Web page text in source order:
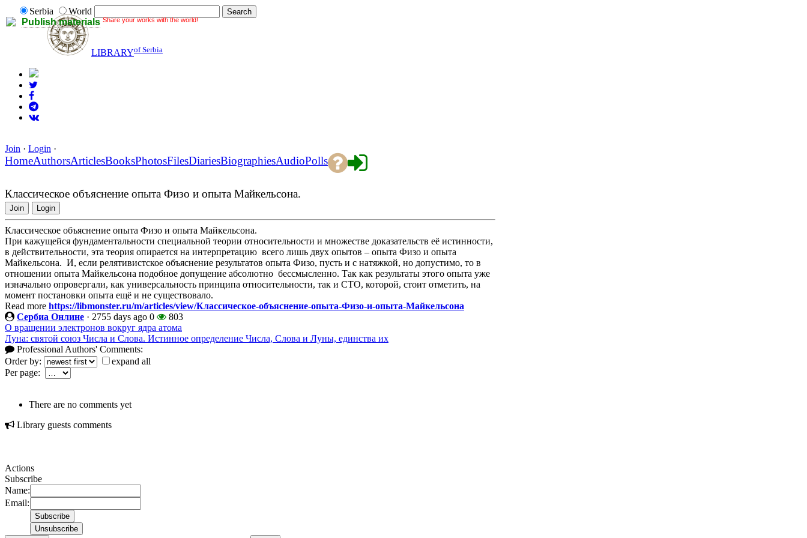
Publish materials Share your works with the world!
Serbia World
LIBRARYof Serbia
Join · Login ·
HomeAuthorsArticlesBooksPhotosFilesDiariesBiographiesAudioPolls
Классическое объяснение опыта Физо и опыта Майкельсона.
Join Login
Классическое объяснение опыта Физо и опыта Майкельсона.
При кажущейся фундаментальности специальной теории относительности и множестве доказательств её истинности,
в действительности, эта теория опирается на интерпретацию всего лишь двух опытов – опыта Физо и опыта
Майкельсона. И, если релятивистское объяснение результатов опыта Физо, пусть и с натяжкой, но допустимо, то в
отношении опыта Майкельсона подобное допущение абсолютно бессмысленно. Так как результаты этого опыта уже
изначально опровергали, как универсальность принципа относительности, так и СТО, которой, стоит отметить, на
момент постановки опыта ещё и не существовало.
Read more https://libmonster.ru/m/articles/view/Классическое-объяснение-опыта-Физо-и-опыта-Майкельсона
Сербиа Онлине · 2755 days ago 0
803
О вращении электронов вокруг ядра атома
Луна: святой союз Числа и Слова. Истинное определение Числа, Слова и Луны, единства их
Professional Authors' Comments:
Order by:
expand all
Per page:
There are no comments yet
Library guests comments
Actions
Subscribe
Name:
Email: